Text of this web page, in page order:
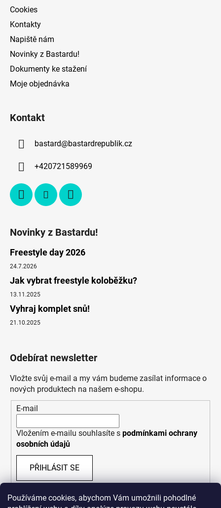
Používáme cookies, abychom Vám umožnili pohodlné
Cookies
Kontakty
Napiště nám
Novinky z Bastardu!
Dokumenty ke stažení
Moje objednávka
Kontakt
bastard@bastardrepublik.cz
+420721589969
Novinky z Bastardu!
Freestyle day 2026
24.7.2026
Jak vybrat freestyle koloběžku?
13.11.2025
Vyhraj komplet snů!
21.10.2025
Odebírat newsletter
Vložte svůj e-mail a my vám budeme zasílat informace o
nových produktech na našem e-shopu.
E-mail
Vložením e-mailu souhlasíte s podmínkami ochrany
osobních údajů
PŘIHLÁSIT SE